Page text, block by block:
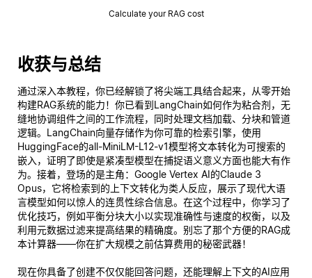
Calculate your RAG cost
收获与总结
通过深入本教程，你已经解锁了将尖端工具结合起来，从零开始
构建RAG系统的能力！你已看到LangChain如何作为粘合剂，无
缝地协调组件之间的工作流程，同时处理文档加载、分块和管道
逻辑。LangChain向量存储作为你可靠的检索引擎，使用
HuggingFace的all-MiniLM-L12-v1模型将文本转化为可搜索的
嵌入，证明了即使是紧凑型模型在捕捉语义意义方面也能大有作
为。接着，登场的是主角：Google Vertex AI的Claude 3
Opus，它将检索到的上下文转化为类人反应，展示了现代大语
言模型如何以惊人的连贯性综合信息。在这个过程中，你学习了
优化技巧，例如平衡分块大小以实现准确性与速度的权衡，以及
利用元数据过滤来提高结果的精确度。别忘了那个方便的RAG成
本计算器——你在扩大规模之前估算费用的秘密武器！
现在你具备了创建不仅仅能回答问题，还能理解 上下文的AI应用